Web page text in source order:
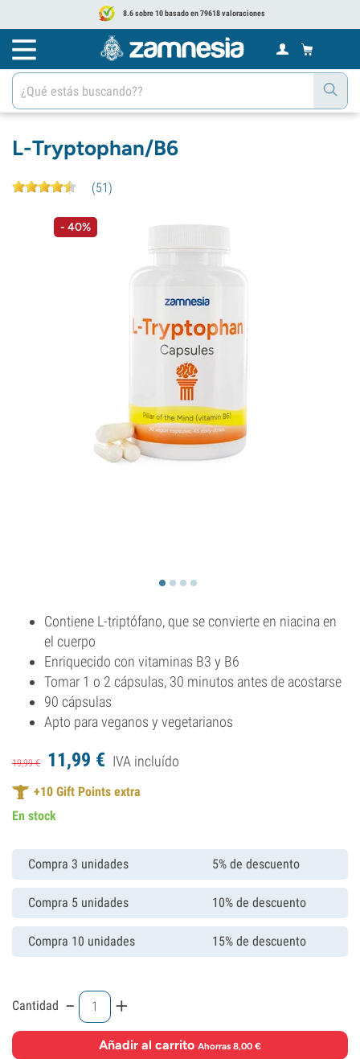
8.6 sobre 10 basado en 79618 valoraciones
L-Tryptophan/B6
(51)
- 40%
Contiene L-triptófano, que se convierte en niacina en
el cuerpo
Enriquecido con vitaminas B3 y B6
Tomar 1 o 2 cápsulas, 30 minutos antes de acostarse
90 cápsulas
Apto para veganos y vegetarianos
19,99€ 11,99 € IVA incluído
+10 Gift Points extra
En stock
Compra 3 unidades 5% de descuento
Compra 5 unidades 10% de descuento
Compra 10 unidades 15% de descuento
Cantidad - +
Añadir al carrito·Ahorras 8,00 €